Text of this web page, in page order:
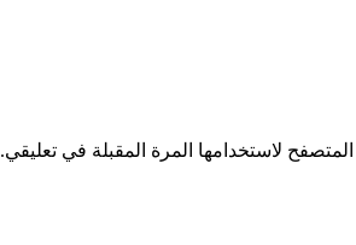
لاستخدامها المرة المقبلة في تعليقي.